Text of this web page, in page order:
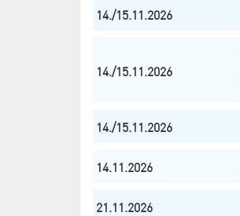
14./15.11.2026
14./15.11.2026
14./15.11.2026
14.11.2026
21.11.2026